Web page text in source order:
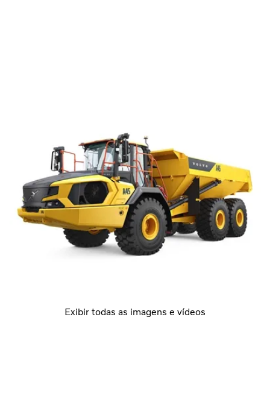
Exibir todas as imagens e vídeos